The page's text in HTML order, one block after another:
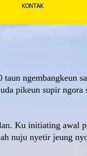
KONTAK
ngembangkeun
pikeun supir ngora
Ku initiating awal
nuju nyetir jeung